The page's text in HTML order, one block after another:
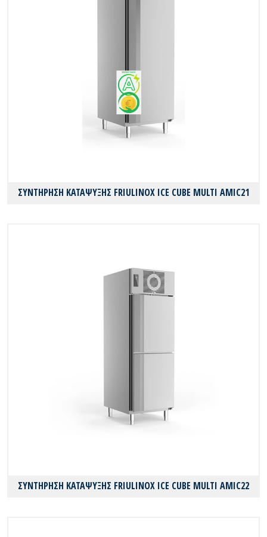
ΣΥΝΤΗΡΗΣΗ ΚΑΤΑΨΥΞΗΣ FRIULINOX ICE CUBE MULTI AMIC21
ΣΥΝΤΗΡΗΣΗ ΚΑΤΑΨΥΞΗΣ FRIULINOX ICE CUBE MULTI AMIC22